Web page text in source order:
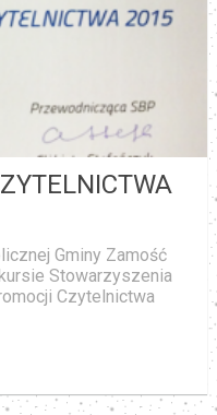
Gminy Zamość
Stowarzyszenia
Czytelnictwa